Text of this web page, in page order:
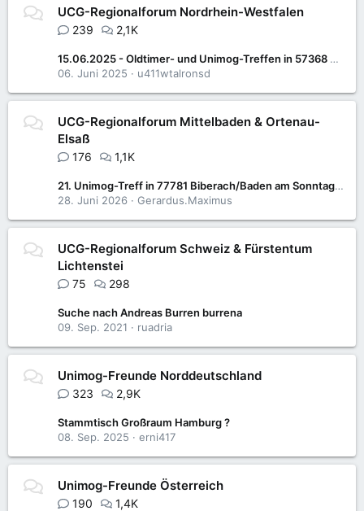
UCG-Regionalforum Nordrhein-Westfalen
239 2,1K
15.06.2025 - Oldtimer- und Unimog-Treffen in 57368 Lennestadt-Saalhausen
06. Juni 2025
u411wtalronsd
UCG-Regionalforum Mittelbaden & Ortenau-
Elsaß
176 1,1K
21. Unimog-Treff in 77781 Biberach/Baden am Sonntag 05. Juli 2026
28. Juni 2026
Gerardus.Maximus
UCG-Regionalforum Schweiz & Fürstentum
Lichtenstei
75 298
Suche nach Andreas Burren burrena
09. Sep. 2021
ruadria
Unimog-Freunde Norddeutschland
323 2,9K
Stammtisch Großraum Hamburg ?
08. Sep. 2025
erni417
Unimog-Freunde Österreich
190 1,4K